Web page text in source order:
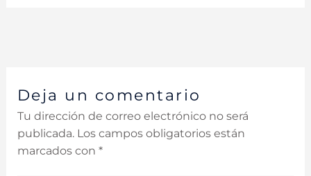
Deja un comentario
Tu dirección de correo electrónico no será
publicada. Los campos obligatorios están
marcados con *